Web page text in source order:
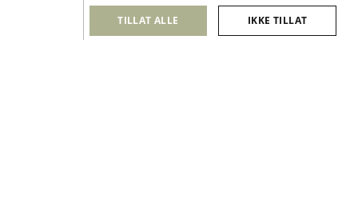
Bærekraft
Dette sier forskningen
TILLAT ALLE IKKE TILLAT